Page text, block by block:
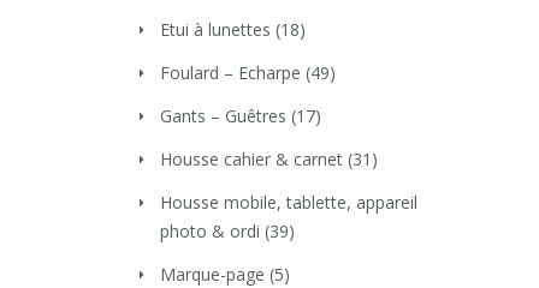
Etui à lunettes (18)
Foulard – Echarpe (49)
Gants – Guêtres (17)
Housse cahier & carnet (31)
Housse mobile, tablette, appareil
photo & ordi (39)
Marque-page (5)